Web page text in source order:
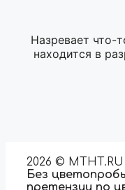
Назревает что-
находится в
2026 © MTHT.RU
Без
претензии по